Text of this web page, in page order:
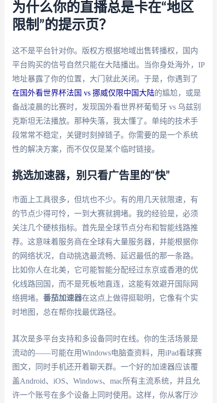
为什么你的直播总是卡在“地区
限制”的提示页？
这不是平台针对你。版权方根据地域出售转播权，国内
平台购买的信号自然只能在大陆播出。当你身处海外，IP
地址暴露了你的位置，大门就此关闭。于是，你遇到了
在国外看世界杯法国 vs 挪威仅限中国大陆的尴尬，或是
备战凌晨的比赛时，发现国外看世界杯葡萄牙 vs 乌兹别
克斯坦无法播放。那种失落，我太懂了。单纯的技术手
段常常不稳定，关键时刻掉链子。你需要的是一个系统
性的解决方案，而不仅仅是某个临时链接。
挑选加速器，别只看广告里的“快”
市面上工具很多，但坑也不少。有的用几天就限速，有
的节点少得可怜，一到大赛就拥堵。我的经验是，必须
关注几个硬核指标。首先是全球节点分布和智能线路推
荐。这意味着服务商在全球有大量服务器，并能根据你
的网络状况，自动挑选最流畅、延迟最低的那一条路。
比如你人在北美，它可能智能分配经过东京或香港的优
化线路回国，而不是死板地直连，这能有效避开国际网
络拥堵。 番茄加速器在这点上做得挺聪明，它像有个实
时地图，总在帮你找最优路径。
其次是多平台支持和多设备同时在线。你的生活场景是
流动的——可能在用Windows电脑查资料，用iPad看球赛
图文，同时手机还开着聊天群。一个好的加速器应该覆
盖Android、iOS、Windows、mac所有主流系统，并且允
许一个账号在多个设备上同时使用。这样，你从客厅沙